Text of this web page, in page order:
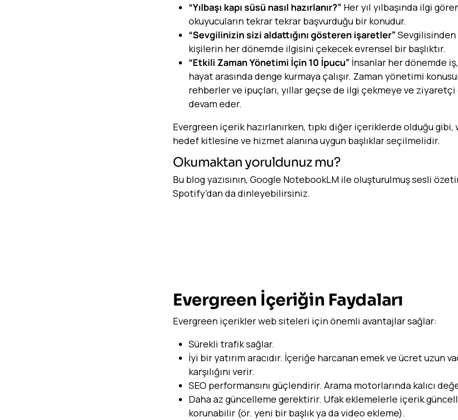
“Yılbaşı kapı süsü nasıl hazırlanır?” Her yıl yılbaşında ilgi
okuyucuların tekrar tekrar başvurduğu bir konudur.
“Sevgilinizin sizi aldattığını gösteren işaretler”
kişilerin her dönemde ilgisini çekecek evrensel bir başlıktır.
“Etkili Zaman Yönetimi İçin 10 İpucu” İnsanlar her dönemde
hayat arasında denge kurmaya çalışır. Zaman yönetimi
rehberler ve ipuçları, yıllar geçse de ilgi çekmeye ve
devam eder.
Evergreen içerik hazırlanırken, tıpkı diğer içeriklerde olduğu
hedef kitlesine ve hizmet alanına uygun başlıklar seçilmelidir.
Okumaktan yoruldunuz mu?
Bu blog yazısının, Google NotebookLM ile oluşturulmuş sesli
Spotify’dan da dinleyebilirsiniz.
Evergreen İçeriğin Faydaları
Evergreen içerikler web siteleri için önemli avantajlar sağlar:
Sürekli trafik sağlar.
İyi bir yatırım aracıdır. İçeriğe harcanan emek ve ücret uzun
karşılığını verir.
SEO performansını güçlendirir. Arama motorlarında kalıcı
Daha az güncelleme gerektirir. Ufak eklemelerle içerik
korunabilir (ör. yeni bir başlık ya da video ekleme).